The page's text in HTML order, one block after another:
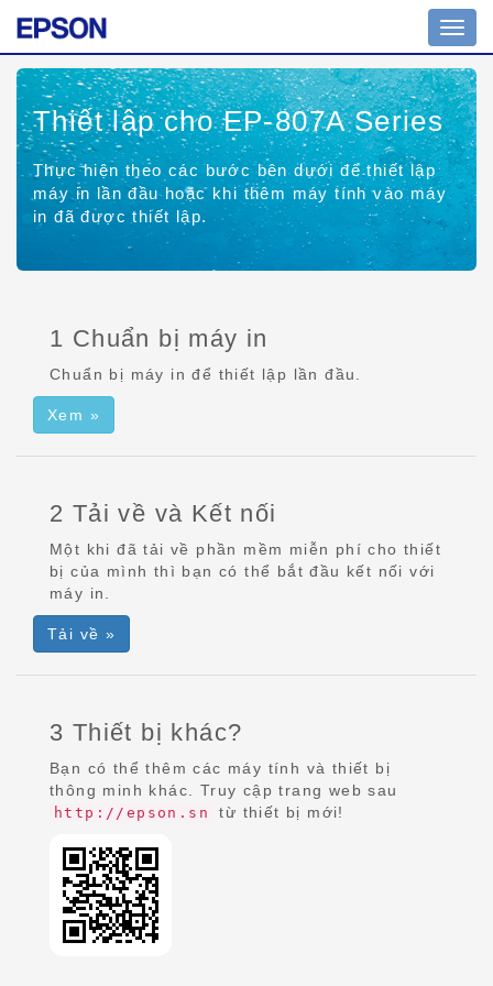
Bật/
Thiết lập cho EP-807A Series
Thực hiện theo các bước bên dưới để thiết lập
máy in lần đầu hoặc khi thêm máy tính vào máy
in đã được thiết lập.
1 Chuẩn bị máy in
Chuẩn bị máy in để thiết lập lần đầu.
Xem »
2 Tải về và Kết nối
Một khi đã tải về phần mềm miễn phí cho thiết
bị của mình thì bạn có thể bắt đầu kết nối với
máy in.
Tải về »
3 Thiết bị khác?
Bạn có thể thêm các máy tính và thiết bị
thông minh khác. Truy cập trang web sau
http://epson.sn từ thiết bị mới!